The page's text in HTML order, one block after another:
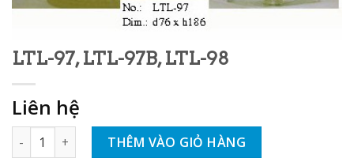
LTL-97, LTL-97B, LTL-98
Liên hệ
Số lượng THÊM VÀO GIỎ HÀNG